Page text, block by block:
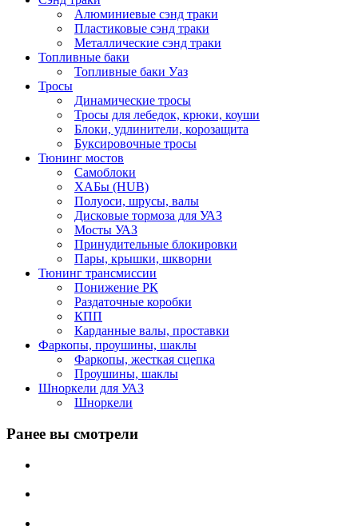
Алюминиевые сэнд траки
Пластиковые сэнд траки
Металлические сэнд траки
Топливные баки
Топливные баки Уаз
Тросы
Динамические тросы
Тросы для лебедок, крюки, коуши
Блоки, удлинители, корозащита
Буксировочные тросы
Тюнинг мостов
Самоблоки
ХАБы (HUB)
Полуоси, шрусы, валы
Дисковые тормоза для УАЗ
Мосты УАЗ
Принудительные блокировки
Пары, крышки, шкворни
Тюнинг трансмиссии
Понижение РК
Раздаточные коробки
КПП
Карданные валы, проставки
Фаркопы, проушины, шаклы
Фаркопы, жесткая сцепка
Проушины, шаклы
Шноркели для УАЗ
Шноркели
Ранее вы смотрели